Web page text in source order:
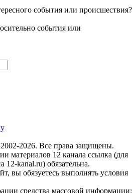
события или происшествия?
события или
2026. Все права защищены.
материалов 12 канала ссылка (для
kanal.ru) обязательна.
вы обязуетесь выполнять условия
средства массовой информации: